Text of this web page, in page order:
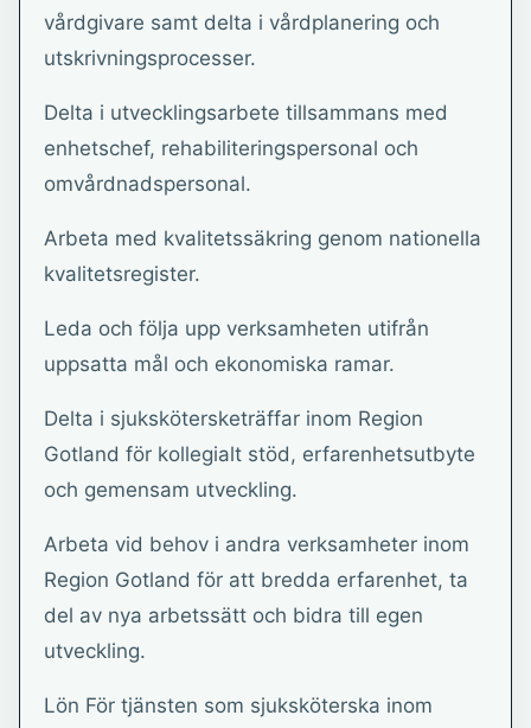
vårdgivare samt delta i vårdplanering och
utskrivningsprocesser.
Delta i utvecklingsarbete tillsammans med
enhetschef, rehabiliteringspersonal och
omvårdnadspersonal.
Arbeta med kvalitetssäkring genom nationella
kvalitetsregister.
Leda och följa upp verksamheten utifrån
uppsatta mål och ekonomiska ramar.
Delta i sjukskötersketräffar inom Region
Gotland för kollegialt stöd, erfarenhetsutbyte
och gemensam utveckling.
Arbeta vid behov i andra verksamheter inom
Region Gotland för att bredda erfarenhet, ta
del av nya arbetssätt och bidra till egen
utveckling.
Lön För tjänsten som sjuksköterska inom